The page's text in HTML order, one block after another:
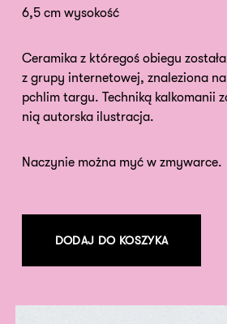
6,5 cm wysokość
Ceramika z któregoś obiegu
z grupy internetowej, znaleziona
pchlim targu. Techniką kalkomanii
nią autorska ilustracja.
Naczynie można myć w zmywarce.
DODAJ DO KOSZYKA